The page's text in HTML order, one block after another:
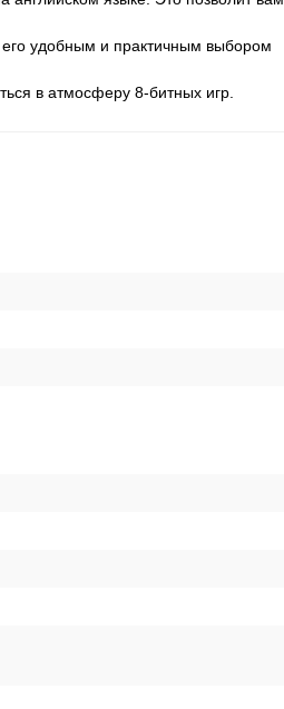
его удобным и практичным выбором
в атмосферу 8-битных игр.